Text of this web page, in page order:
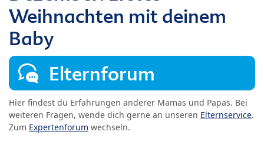
Weihnachten mit deinem
Baby
Elternforum
Hier findest du Erfahrungen anderer Mamas und Papas. Bei
weiteren Fragen, wende dich gerne an unseren Elternservice.
Zum Expertenforum wechseln.